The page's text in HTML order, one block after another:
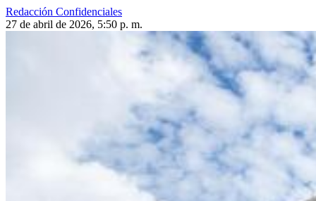
Redacción Confidenciales
27 de abril de 2026, 5:50 p. m.